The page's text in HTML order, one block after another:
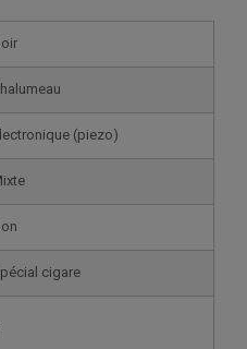
Noir
Chalumeau
électronique (piezo)
mixte
non
spécial cigare